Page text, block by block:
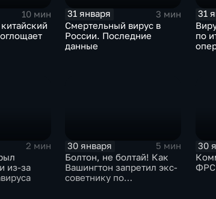
10 мин
31 января
3 мин
Смертельный вирус в
России. Последние
данные
31
по
2 мин
из-за
30 января
5 мин
Болтон, не болтай! Как
Вашингтон запретил экс-
советнику по
30
ФРС